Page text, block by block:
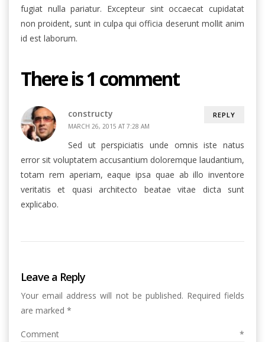
fugiat nulla pariatur. Excepteur sint occaecat cupidatat
non proident, sunt in culpa qui officia deserunt mollit anim
id est laborum.
There is 1 comment
constructy
MARCH 26, 2015 AT 7:28 AM
Sed ut perspiciatis unde omnis iste natus
error sit voluptatem accusantium doloremque laudantium,
totam rem aperiam, eaque ipsa quae ab illo inventore
veritatis et quasi architecto beatae vitae dicta sunt
explicabo.
REPLY
Leave a Reply
Your email address will not be published. Required fields
are marked *
Comment *